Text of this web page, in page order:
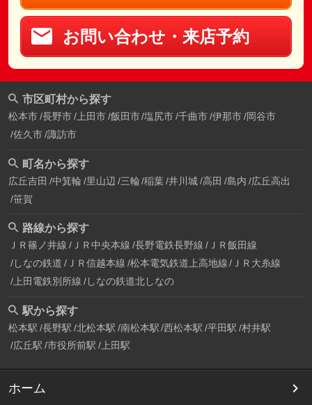
お問い合わせ・来店予約
市区町村から探す
松本市 長野市 上田市 飯田市 塩尻市 千曲市 伊那市 岡谷市
佐久市 諏訪市
町名から探す
広丘吉田 中箕輪 里山辺 三輪 稲葉 井川城 高田 島内 広丘高出
笹賀
路線から探す
ＪＲ篠ノ井線 ＪＲ中央本線 長野電鉄長野線 ＪＲ飯田線
しなの鉄道 ＪＲ信越本線 松本電気鉄道上高地線
ＪＲ大糸線
上田電鉄別所線 しなの鉄道北しなの
駅から探す
松本駅 長野駅 北松本駅 南松本駅 西松本駅 平田駅 村井駅
広丘駅 市役所前駅 上田駅
ホーム